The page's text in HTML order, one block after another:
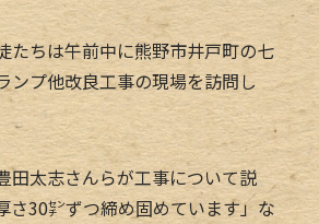
ちは午前中に熊野市井戸町の七
ンプ他改良工事の現場を訪問し
太志さんらが工事について説
さ30㌢ずつ締め固めています」な